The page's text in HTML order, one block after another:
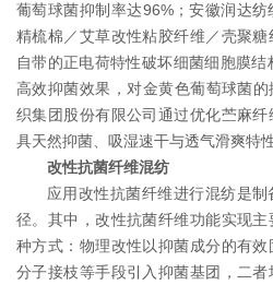
葡萄球菌抑制率达96%；安徽润达
精梳棉／艾草改性粘胶纤维／壳聚
自带的正电荷特性破坏细菌细胞膜
高效抑菌效果，对金黄色葡萄球菌
织集团股份有限公司通过优化苎麻
具天然抑菌、吸湿速干与透气滑爽特
改性抗菌纤维混纺
应用改性抗菌纤维进行混纺是
径。其中，改性抗菌纤维功能实现
种方式：物理改性以抑菌成分的有
分子接枝等手段引入抑菌基团，二